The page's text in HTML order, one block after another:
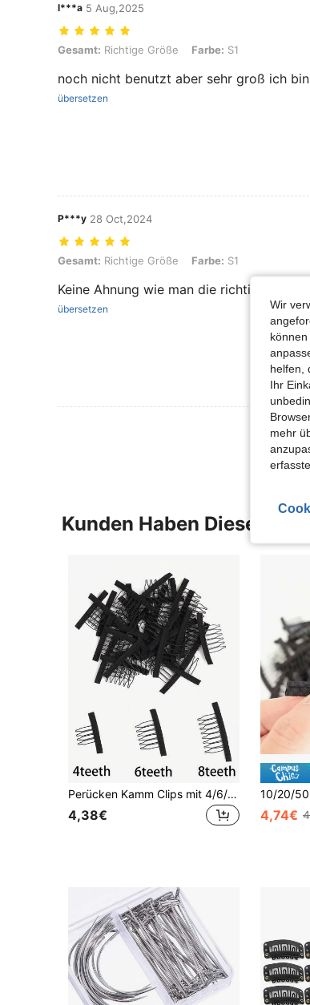
l***a 5 Aug,2025
Gesamt: Richtige Größe, Farbe: S1
Gesamt: Richtige Größe Farbe: S1
noch nicht benutzt aber sehr groß ich
übersetzen
P***y 28 Oct,2024
Gesamt: Richtige Größe, Farbe: S1
Gesamt: Richtige Größe Farbe: S1
Keine Ahnung wie man die richtig
übersetzen
Mehr
Kunden Haben Diese
Perücken Kamm Clips mit 4/6/8 Zähnen, Haarverlängerungs-Clips aus Edelstahl, Perücken Clips Kämme mit Gummi für Haarverlängerungen
4,38€ 4,74€
Wir
helfen,
Ihr
mehr